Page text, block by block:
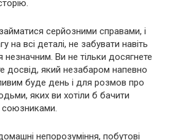
серйозними справами, і
на всі деталі, не забувати навіть
Ви не тільки досягнете
досвід, який незабаром напевно
буде день і для розмов про
яких ви хотіли б бачити
союзниками.
непорозуміння, побутові